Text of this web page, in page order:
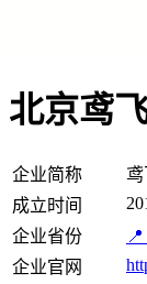
北京鸢
企业简称 鸢
成立时间
企业省份
企业官网